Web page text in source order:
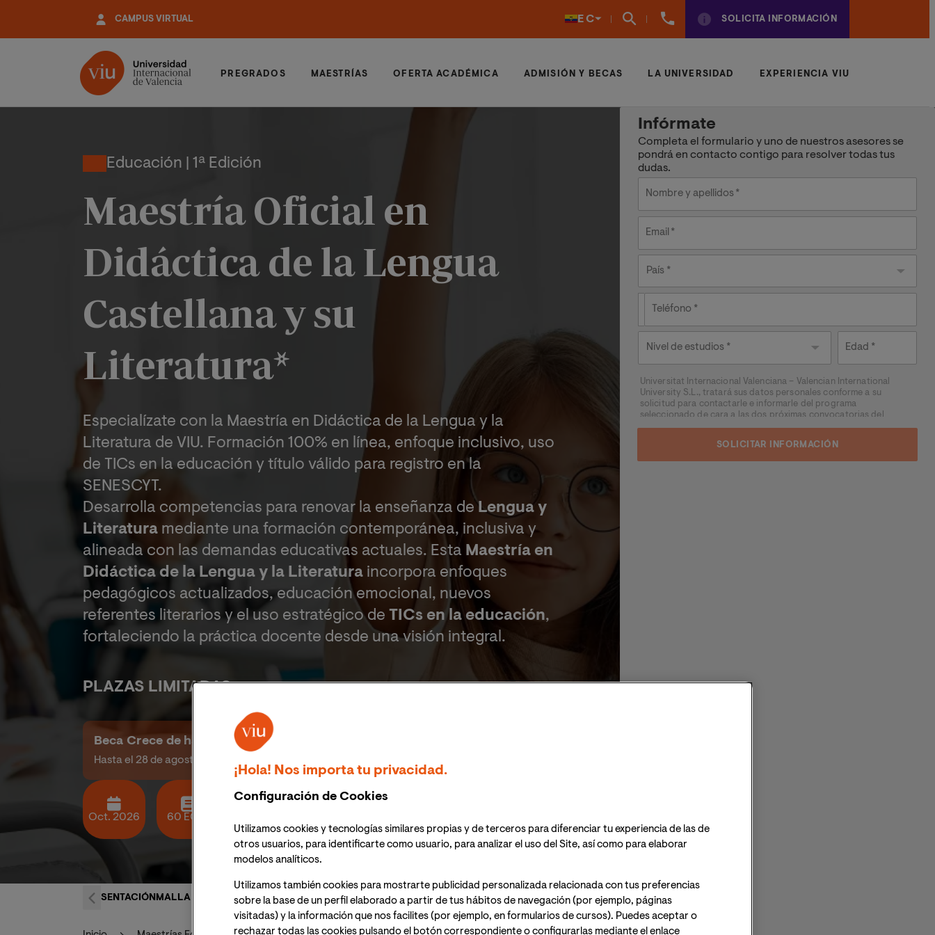
contenido
CAMPUS VIRTUAL EC
(+34)
SOLICITA INFORMACIÓN
PREGRADOS MAESTRÍAS OFERTA ACADÉMICA ADMISIÓN Y BECAS LA UNIVERSIDAD EXPERIENCIA VIU
Educación | 1ª Edición
Maestría Oficial en
Didáctica de la Lengua
Castellana y su
Literatura*
Especialízate con la Maestría en Didáctica de la Lengua y la
Literatura de VIU. Formación 100% en línea, enfoque inclusivo, uso
de TICs en la educación y título válido para registro en la
SENESCYT.
Desarrolla competencias para renovar la enseñanza de Lengua y
Literatura mediante una formación contemporánea, inclusiva y
alineada con las demandas educativas actuales. Esta Maestría en
Didáctica de la Lengua y la Literatura incorpora enfoques
pedagógicos actualizados, educación emocional, nuevos
referentes literarios y el uso estratégico de TICs en la educación,
fortaleciendo la práctica docente desde una visión integral.
PLAZAS LIMITADAS
Oct. 2026 60 ECTS
Beca Crece de hasta el 48% de descuento
Hasta el 28 de agosto
PRESENTACIÓNMALLA CURRICULARACCESO Y CAMPO OCUPACIONALCLAUSTROCONDICIONESDOCUMENTACIÓN OFICIAL
Infórmate
Completa el formulario y uno de nuestros asesores se
pondrá en contacto contigo para resolver todas tus
dudas.
Nombre y apellidos
Email
Edad
País *
Teléfono
Universitat Internacional Valenciana – Valencian International
University S.L., tratará sus datos personales conforme a su
solicitud para contactarle e informarle del programa
seleccionado de cara a las dos próximas convocatorias del
telefónicos, siendo eliminados una vez facilitada dicha
¡Hola! Nos importa tu privacidad.
Configuración de Cookies
Utilizamos cookies y tecnologías similares propias y de terceros para diferenciar tu experiencia de las de
otros usuarios, para identificarte como usuario, para analizar el uso del Site, así como para elaborar
modelos analíticos.
Utilizamos también cookies para mostrarte publicidad personalizada relacionada con tus preferencias
sobre la base de un perfil elaborado a partir de tus hábitos de navegación (por ejemplo, páginas
visitadas) y la información que nos facilites (por ejemplo, en formularios de cursos). Puedes aceptar o
rechazar todas las cookies pulsando el botón correspondiente o configurarlas mediante el enlace